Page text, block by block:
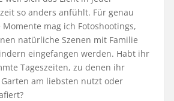
so anders anfühlt. Für genau
Momente mag ich Fotoshootings,
natürliche Szenen mit Familie
eingefangen werden. Habt ihr
Tageszeiten, zu denen ihr
am liebsten nutzt oder